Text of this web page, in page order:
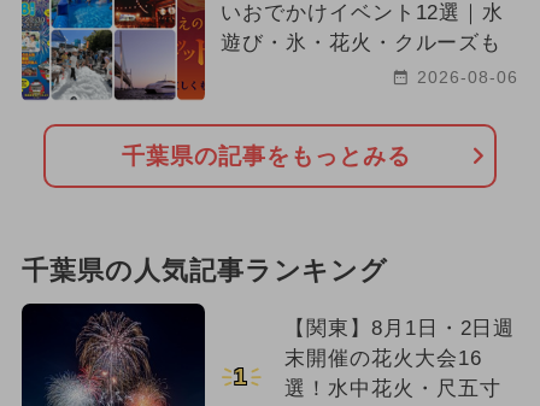
いおでかけイベント12選｜水
遊び・氷・花火・クルーズも
2026-08-06
千葉県の記事をもっとみる
千葉県の人気記事ランキング
1
【関東】8月1日・2日週
末開催の花火大会16
選！水中花火・尺五寸